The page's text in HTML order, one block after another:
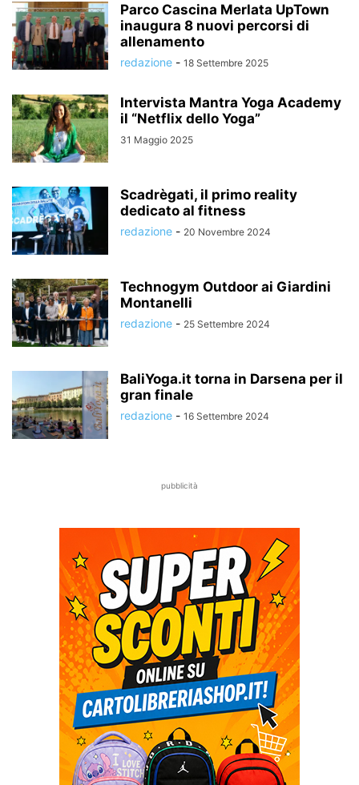
Parco Cascina Merlata UpTown
inaugura 8 nuovi percorsi di
allenamento
redazione - 18 Settembre 2025
Intervista Mantra Yoga Academy
il “Netflix dello Yoga”
31 Maggio 2025
Scadrègati, il primo reality
dedicato al fitness
redazione - 20 Novembre 2024
Technogym Outdoor ai Giardini
Montanelli
redazione - 25 Settembre 2024
BaliYoga.it torna in Darsena per il
gran finale
redazione - 16 Settembre 2024
pubblicità